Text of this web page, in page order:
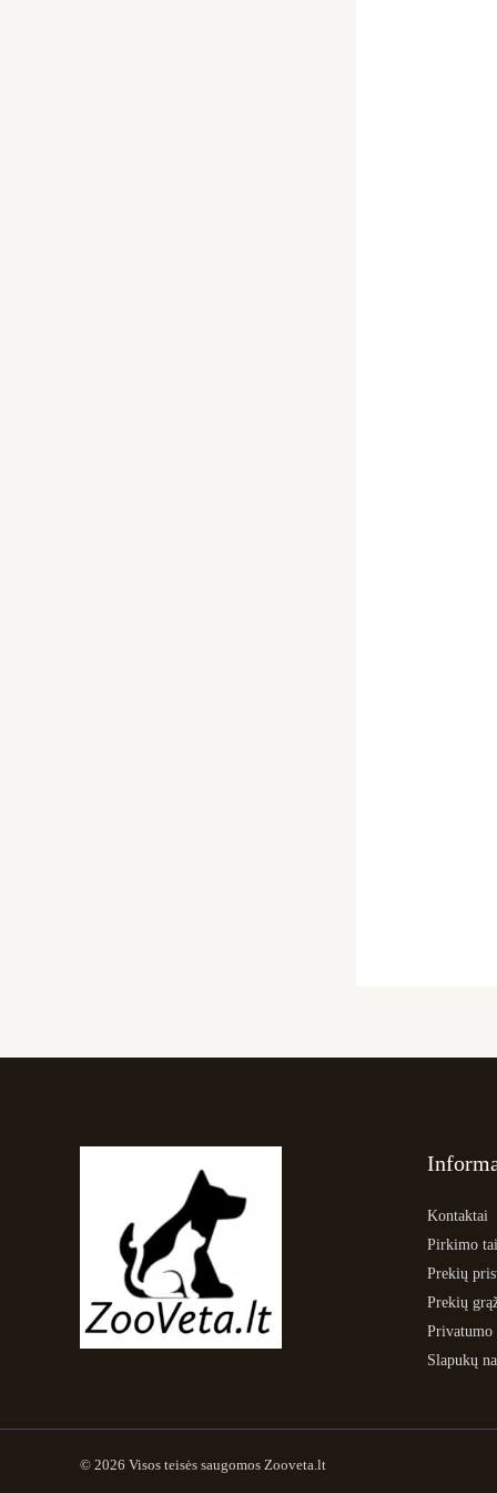
Kontaktai
Pirkimo
Prekių
Prekių
Slapukų
© 2026 Visos teisės saugomos Zooveta.lt